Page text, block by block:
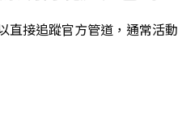
直接追蹤官方管道，通常活動